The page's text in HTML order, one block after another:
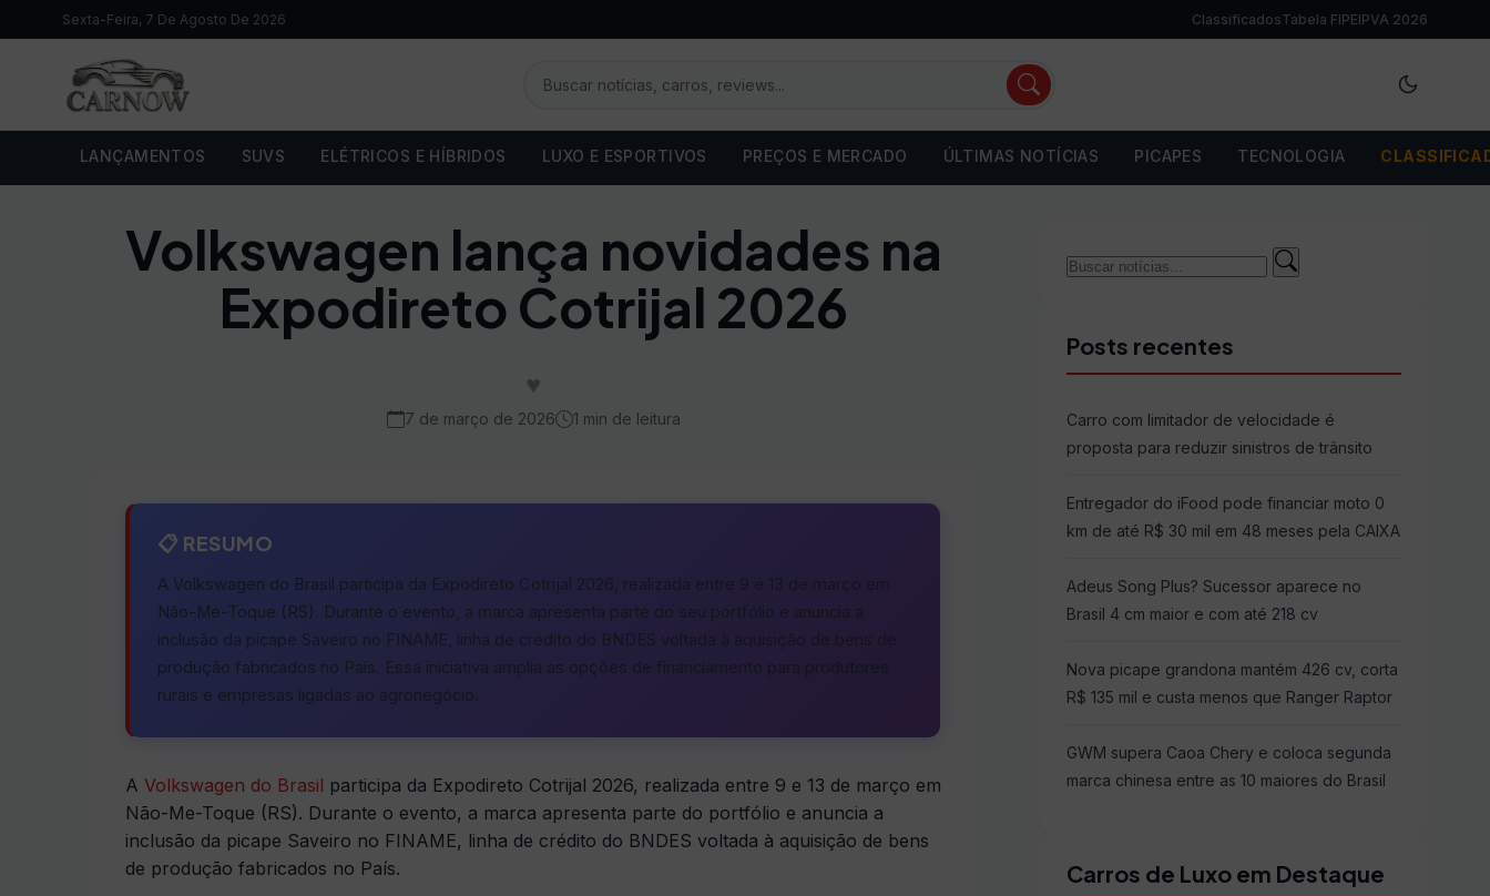
Sexta-Feira, 7 De Agosto De 2026 ClassificadosTabela FIPEIPVA 2026
LANÇAMENTOS SUVS ELÉTRICOS E HÍBRIDOS LUXO E ESPORTIVOS PREÇOS E MERCADO ÚLTIMAS NOTÍCIAS PICAPES TECNOLOGIA
Volkswagen lança novidades na
Expodireto Cotrijal 2026
♥
7 de março de 2026 1 min de leitura
📋 RESUMO
A Volkswagen do Brasil participa da Expodireto Cotrijal 2026, realizada entre 9 e 13 de março em
Não-Me-Toque (RS). Durante o evento, a marca apresenta parte do seu portfólio e anuncia a
inclusão da picape Saveiro no FINAME, linha de crédito do BNDES voltada à aquisição de bens de
produção fabricados no País. Essa iniciativa amplia as opções de financiamento para produtores
rurais e empresas ligadas ao agronegócio.
A Volkswagen do Brasil participa da Expodireto Cotrijal 2026, realizada entre 9 e 13 de março em
Não-Me-Toque (RS). Durante o evento, a marca apresenta parte do portfólio e anuncia a
inclusão da picape Saveiro no FINAME, linha de crédito do BNDES voltada à aquisição de bens
de produção fabricados no País.
Buscar
Buscar
Posts recentes
Carro com limitador de velocidade é
proposta para reduzir sinistros de trânsito
Entregador do iFood pode financiar moto 0
km de até R$ 30 mil em 48 meses pela CAIXA
Adeus Song Plus? Sucessor aparece no
Brasil 4 cm maior e com até 218 cv
Nova picape grandona mantém 426 cv, corta
R$ 135 mil e custa menos que Ranger Raptor
GWM supera Caoa Chery e coloca segunda
marca chinesa entre as 10 maiores do Brasil
Carros de Luxo em Destaque